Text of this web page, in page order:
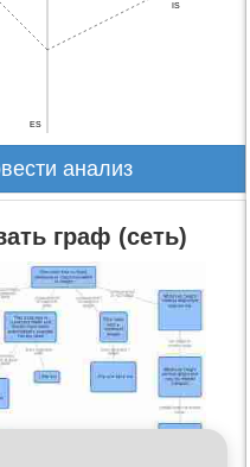
ES
IS
анализ
граф (сеть)